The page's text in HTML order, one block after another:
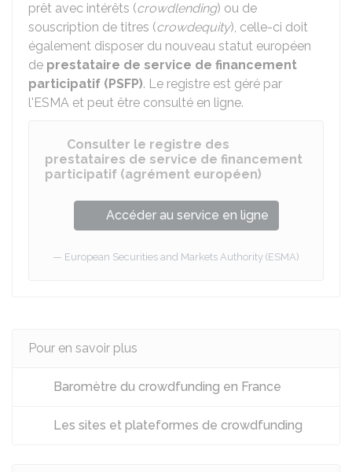
prêt avec intérêts (crowdlending) ou de
souscription de titres (crowdequity), celle-ci doit
également disposer du nouveau statut européen
de prestataire de service de financement
participatif (PSFP). Le registre est géré par
l'ESMA et peut être consulté en ligne.
Consulter le registre des
prestataires de service de financement
participatif (agrément européen)
Accéder au service en ligne
European Securities and Markets Authority (ESMA)
Pour en savoir plus
Baromètre du crowdfunding en France
Les sites et plateformes de crowdfunding